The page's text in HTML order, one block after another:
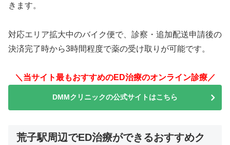
きます。
対応エリア拡大中のバイク便で、診察・追加配送申請後の
決済完了時から3時間程度で薬の受け取りが可能です。
＼当サイト最もおすすめのED治療のオンライン診療／
DMMクリニックの公式サイトはこちら
荒子駅周辺でED治療ができるおすすめク